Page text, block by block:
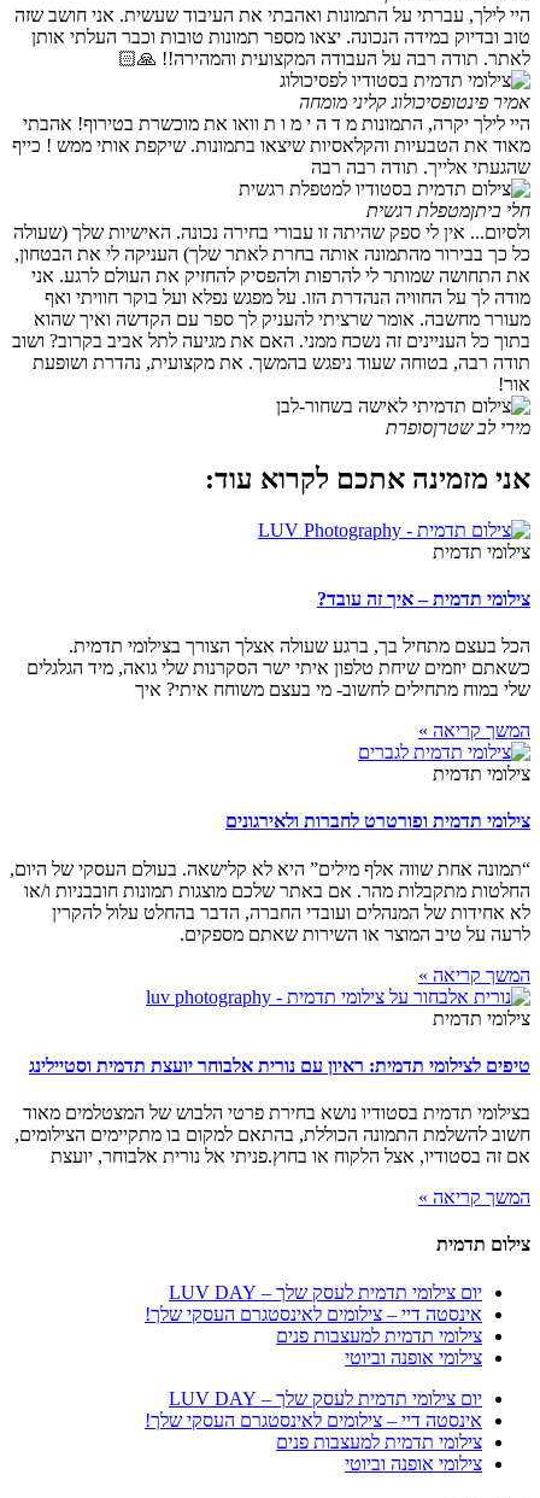
היי לילך, עברתי על התמונות ואהבתי את העיבוד שעשית. אני חושב שזה
טוב ובדיוק במידה הנכונה. יצאו מספר תמונות טובות וכבר העלתי אותן
לאתר. תודה רבה על העבודה המקצועית והמהירה!! 🙏🏻
אמיר פינטופסיכולוג קליני מומחה
היי לילך יקרה, התמונות מ ד ה י מ ו ת וואו את מוכשרת בטירוף! אהבתי
מאוד את הטבעיות והקלאסיות שיצאו בתמונות. שיקפת אותי ממש ! כייף
שהגעתי אלייך. תודה רבה רבה
חלי ביתןמטפלת רגשית
ולסיום... אין לי ספק שהיתה זו עבורי בחירה נכונה. האישיות שלך (שעולה
כל כך בבירור מהתמונה אותה בחרת לאתר שלך) העניקה לי את הבטחון,
את התחושה שמותר לי להרפות ולהפסיק להחזיק את העולם לרגע. אני
מודה לך על החוויה הנהדרת הזו. על מפגש נפלא ועל בוקר חוויתי ואף
מעורר מחשבה. אומר שרציתי להעניק לך ספר עם הקדשה ואיך שהוא
בתוך כל העניינים זה נשכח ממני. האם את מגיעה לתל אביב בקרוב? ושוב
תודה רבה, בטוחה שעוד ניפגש בהמשך. את מקצועית, נהדרת ושופעת
אור!
מירי לב שטרןסופרת
אני מזמינה אתכם לקרוא עוד:
צילומי תדמית
צילומי תדמית – איך זה עובד?
הכל בעצם מתחיל בך, ברגע שעולה אצלך הצורך בצילומי תדמית.
כשאתם יוזמים שיחת טלפון איתי ישר הסקרנות שלי גואה, מיד הגלגלים
שלי במוח מתחילים לחשוב- מי בעצם משוחח איתי? איך
המשך קריאה »
צילומי תדמית
צילומי תדמית ופורטרט לחברות ולאירגונים
“תמונה אחת שווה אלף מילים” היא לא קלישאה. בעולם העסקי של היום,
החלטות מתקבלות מהר. אם באתר שלכם מוצגות תמונות חובבניות ו/או
לא אחידות של המנהלים ועובדי החברה, הדבר בהחלט עלול להקרין
לרעה על טיב המוצר או השירות שאתם מספקים.
המשך קריאה »
צילומי תדמית
טיפים לצילומי תדמית: ראיון עם נורית אלבוחר יועצת תדמית וסטיילינג
בצילומי תדמית בסטודיו נושא בחירת פרטי הלבוש של המצטלמים מאוד
חשוב להשלמת התמונה הכוללת, בהתאם למקום בו מתקיימים הצילומים,
אם זה בסטודיו, אצל הלקוח או בחוץ.פניתי אל נורית אלבוחר, יועצת
המשך קריאה »
צילום תדמית
יום צילומי תדמית לעסק שלך – LUV DAY
אינסטה דיי – צילומים לאינסטגרם העסקי שלך!
צילומי תדמית למעצבות פנים
צילומי אופנה וביוטי
יום צילומי תדמית לעסק שלך – LUV DAY
אינסטה דיי – צילומים לאינסטגרם העסקי שלך!
צילומי תדמית למעצבות פנים
צילומי אופנה וביוטי